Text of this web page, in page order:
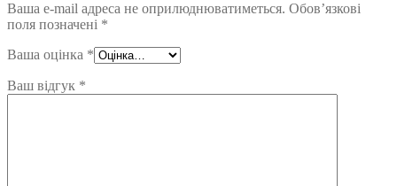
Ваша e-mail адреса не оприлюднюватиметься. Обов’язкові
поля позначені *
Ваша оцінка *
Ваш відгук *